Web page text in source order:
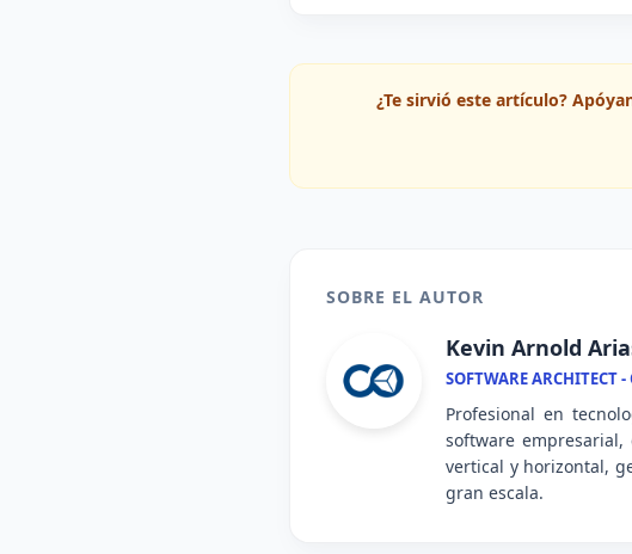
¿Te sirvió este artículo?
SOBRE EL AUTOR
Kevin Arnold
SOFTWARE ARCHITECT
Profesional en
software
vertical y horizontal,
gran escala.